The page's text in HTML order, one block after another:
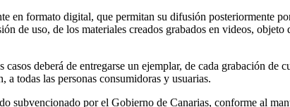
en formato digital, que permitan su difusión posteriormente
de uso, de los materiales creados grabados en videos,
deberá de entregarse un ejemplar, de cada grabación
todas las personas consumidoras y usuarias.
subvencionado por el Gobierno de Canarias, conforme al